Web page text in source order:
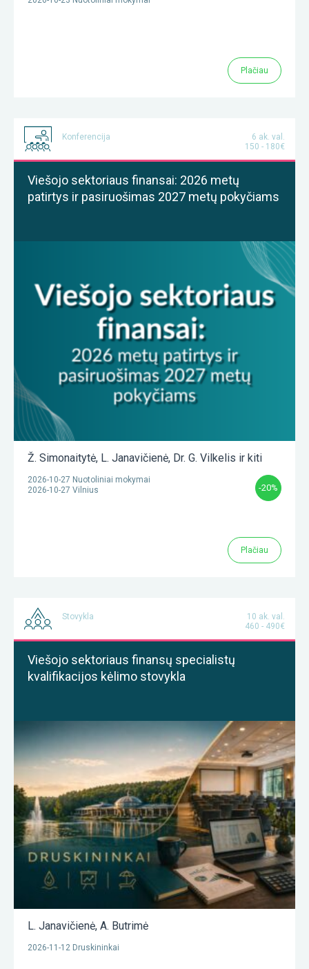
Plačiau
Konferencija
6 ak. val.
150 - 180€
Viešojo sektoriaus finansai: 2026 metų
patirtys ir pasiruošimas 2027 metų pokyčiams
Ž. Simonaitytė, L. Janavičienė, Dr. G. Vilkelis ir kiti
2026-10-27 Nuotoliniai mokymai
2026-10-27 Vilnius
-20%
Plačiau
Stovykla
10 ak. val.
460 - 490€
Viešojo sektoriaus finansų specialistų
kvalifikacijos kėlimo stovykla
L. Janavičienė, A. Butrimė
2026-11-12 Druskininkai